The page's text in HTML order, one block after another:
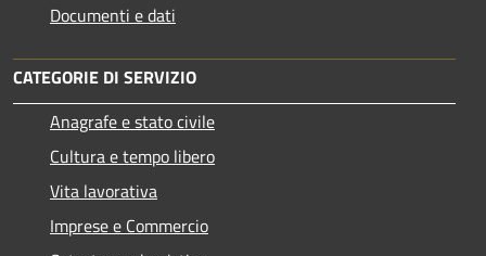
Documenti e dati
CATEGORIE DI SERVIZIO
Anagrafe e stato civile
Cultura e tempo libero
Vita lavorativa
Imprese e Commercio